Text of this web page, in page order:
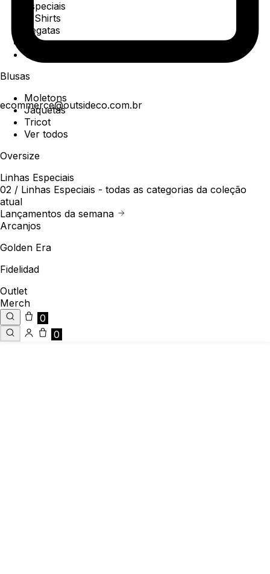
ecommerce@outsideco.com.br
Especiais
T-Shirts
Regatas
Polo
Ver todos
Blusas
Moletons
Jaquetas
Tricot
Ver todos
Oversize
Linhas Especiais
02 / Linhas Especiais - todas as categorias da coleção
atual
Lançamentos da semana
Arcanjos
Golden Era
Fidelidad
Outlet
Merch
0
0